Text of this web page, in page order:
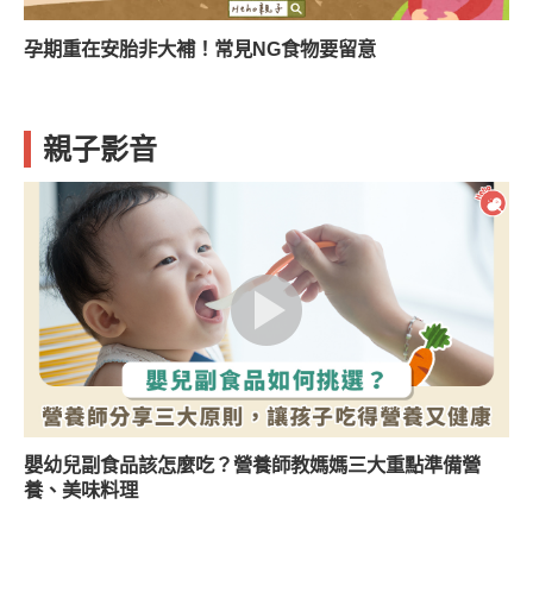
孕期重在安胎非大補！常見NG食物要留意
親子影音
嬰幼兒副食品該怎麼吃？營養師教媽媽三大重點準備營
養、美味料理